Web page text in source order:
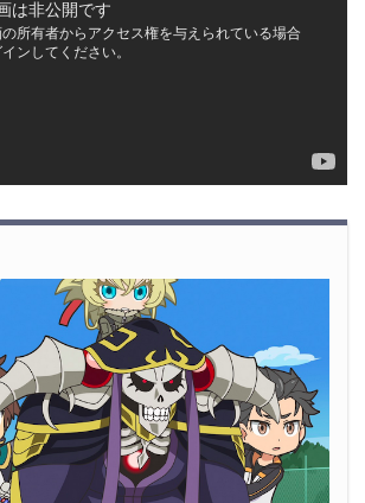
てっと』第12話（最終回）あらすじ・ネタ